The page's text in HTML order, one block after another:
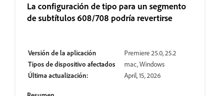
La configuración de tipo para un segmento
de subtítulos 608/708 podría revertirse
Versión de la aplicación
Premiere 25.0, 25.2
Tipos de dispositivo afectados
mac, Windows
Última actualización:
April, 15, 2026